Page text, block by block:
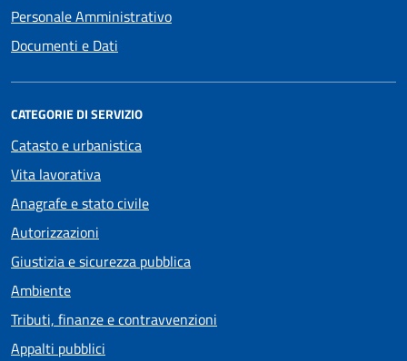
Personale Amministrativo
Documenti e Dati
CATEGORIE DI SERVIZIO
Catasto e urbanistica
Vita lavorativa
Anagrafe e stato civile
Autorizzazioni
Giustizia e sicurezza pubblica
Ambiente
Tributi, finanze e contravvenzioni
Appalti pubblici